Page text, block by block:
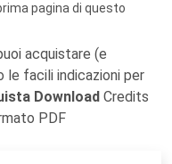
pagina di questo
acquistare (e
le facili indicazioni per
Download Credits
PDF